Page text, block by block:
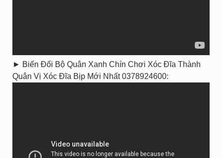
► Biến Đổi Bộ Quân Xanh Chín Chơi Xóc Đĩa Thành
Quân Vị Xóc Đĩa Bịp Mới Nhất 0378924600: